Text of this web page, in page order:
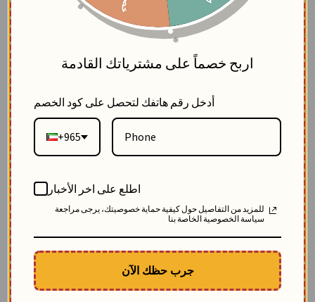
مشاركة العنصر
تفاصيل المنتج
قميص قطن مطرز بأغصان
قميص قطني للمحجباتمن خام الجفردين الناعم، يتميز
بتطريز يدوي لأغصان الورد لإطلالة تناسب الدوام
ومشاوير الكويت اليومية، مع ألوان صيفية مثل الكركمي
والشويتي.
اربح خصماً على مشترياتك القادمة
أدخل رقم هاتفك لتحصل على كود الخصم
+965
اطلع على اخر الأخبار
للمزيد من التفاصيل حول كيفية حماية خصوصيتك، يرجى مراجعة
سياسة الخصوصية الخاصة بنا
جرب حظك الآن